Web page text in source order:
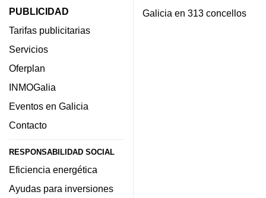
PUBLICIDAD
Tarifas publicitarias
Servicios
Oferplan
INMOGalia
Eventos en Galicia
Contacto
RESPONSABILIDAD SOCIAL
Eficiencia energética
Ayudas para inversiones
Galicia en 313 concellos